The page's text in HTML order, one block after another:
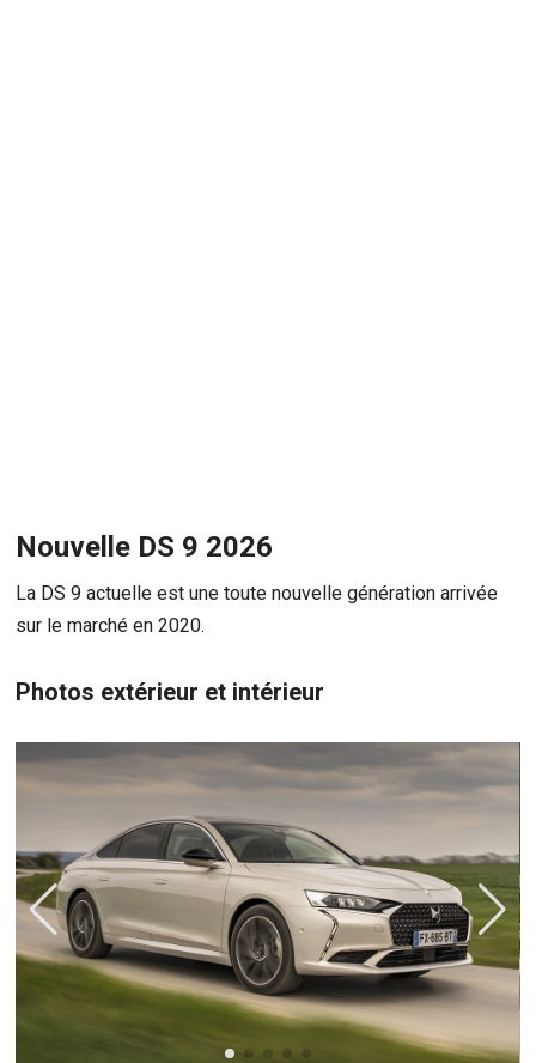
Nouvelle DS 9 2026
La DS 9 actuelle est une toute nouvelle génération arrivée
sur le marché en 2020.
Photos extérieur et intérieur